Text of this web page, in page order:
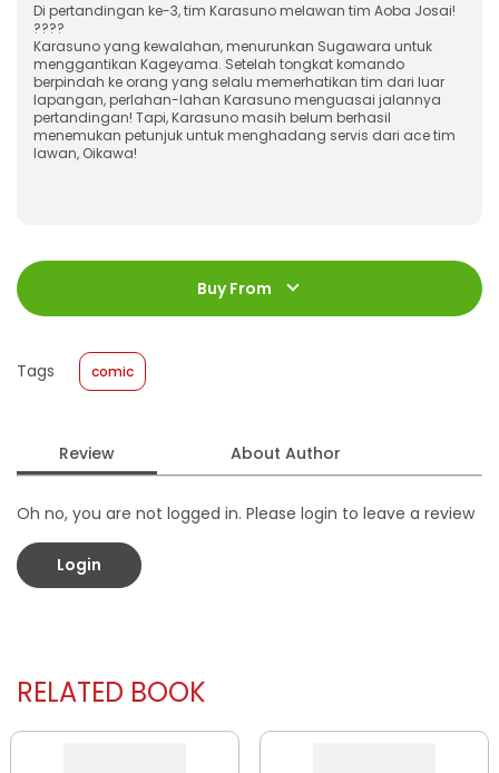
Di pertandingan ke-3, tim Karasuno melawan tim Aoba Josai!
????
Karasuno yang kewalahan, menurunkan Sugawara untuk
menggantikan Kageyama. Setelah tongkat komando
berpindah ke orang yang selalu memerhatikan tim dari luar
lapangan, perlahan-lahan Karasuno menguasai jalannya
pertandingan! Tapi, Karasuno masih belum berhasil
menemukan petunjuk untuk menghadang servis dari ace tim
lawan, Oikawa!
ISBN :
978-623-03-1884-9
192 halaman
Size
:
11,4 x 17,2
Format
Buy From
Tags comic
Review About Author
Oh no, you are not logged in. Please login to leave a review
Login
RELATED BOOK